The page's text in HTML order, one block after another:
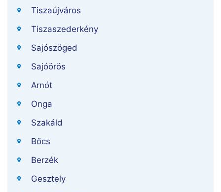
Tiszaújváros
Tiszaszederkény
Sajószöged
Sajóörös
Arnót
Onga
Szakáld
Bőcs
Berzék
Gesztely